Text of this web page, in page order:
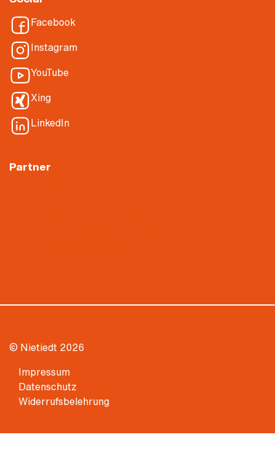
Facebook
Instagram
YouTube
Xing
LinkedIn
Partner
© Nietiedt 2026
Impressum
Datenschutz
Widerrufsbelehrung